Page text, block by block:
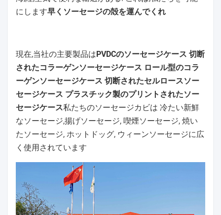
にします早くソーセージの殻を運んでくれ
現在,当社の主要製品はPVDCのソーセージケース 切断
されたコラーゲンソーセージケース ロール型のコラ
ーゲンソーセージケース 切断されたセルロースソー
セージケース プラスチック製のプリントされたソー
セージケース私たちのソーセージカビは 冷たい新鮮
なソーセージ,揚げソーセージ, 喫煙ソーセージ, 焼い
たソーセージ, ホットドッグ, ウィーンソーセージに広
く使用されています